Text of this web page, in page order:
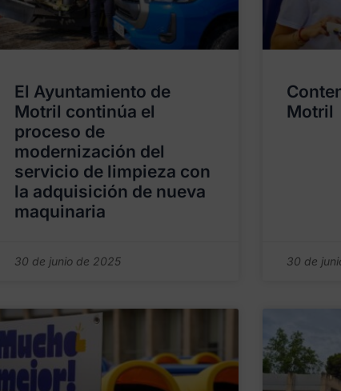
El Ayuntamiento de
Motril continúa el
proceso de
modernización del
servicio de limpieza con
la adquisición de nueva
maquinaria
30 de junio de 2025
Motril
30 de